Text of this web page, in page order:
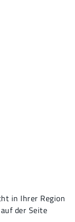
in Ihrer Region
der Seite